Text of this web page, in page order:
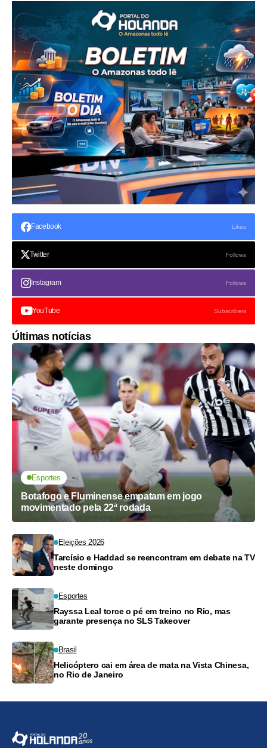
Facebook Likes
Twitter Follows
Instagram Follows
YouTube Subscribers
Últimas notícias
Esportes
Botafogo e Fluminense empatam em jogo
movimentado pela 22ª rodada
Eleições 2026
Tarcísio e Haddad se reencontram em debate na TV
neste domingo
Esportes
Rayssa Leal torce o pé em treino no Rio, mas
garante presença no SLS Takeover
Brasil
Helicóptero cai em área de mata na Vista Chinesa,
no Rio de Janeiro